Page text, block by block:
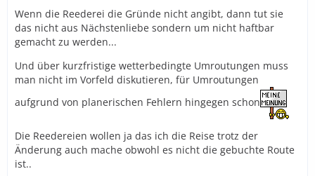
Wenn die Reederei die Gründe nicht angibt, dann tut sie
das nicht aus Nächstenliebe sondern um nicht haftbar
gemacht zu werden...
Und über kurzfristige wetterbedingte Umroutungen muss
man nicht im Vorfeld diskutieren, für Umroutungen
aufgrund von planerischen Fehlern hingegen schon
Die Reedereien wollen ja das ich die Reise trotz der
Änderung auch mache obwohl es nicht die gebuchte Route
ist..